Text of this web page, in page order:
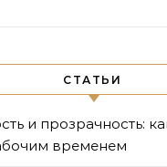
СТАТЬИ
и прозрачность:
временем